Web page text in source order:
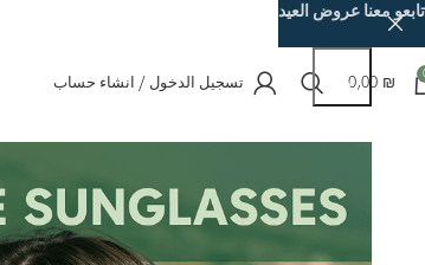
0,00 ₪ تسجيل الدخول / انشاء حساب
نظارات شمسية XEYE Elite Shade
تابعو معنا عروض العيد